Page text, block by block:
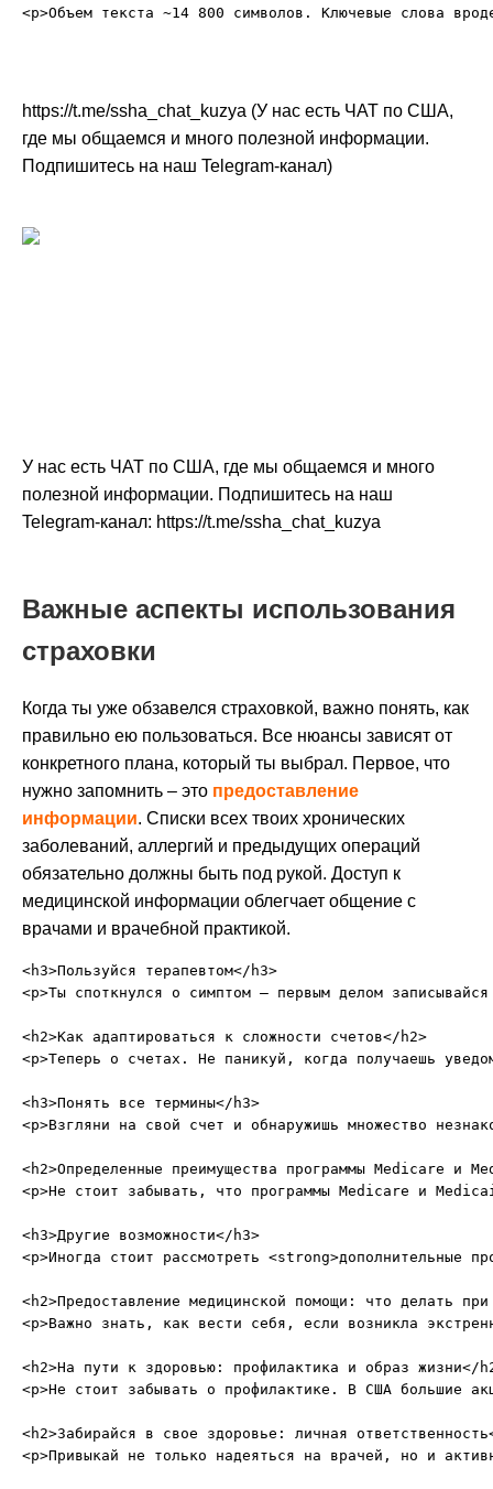
https://t.me/ssha_chat_kuzya (У нас есть ЧАТ по США,
где мы общаемся и много полезной информации.
Подпишитесь на наш Telegram-канал)
У нас есть ЧАТ по США, где мы общаемся и много
полезной информации. Подпишитесь на наш
Telegram-канал: https://t.me/ssha_chat_kuzya
Важные аспекты использования
страховки
Когда ты уже обзавелся страховкой, важно понять, как
правильно ею пользоваться. Все нюансы зависят от
конкретного плана, который ты выбрал. Первое, что
нужно запомнить – это предоставление
информации. Списки всех твоих хронических
заболеваний, аллергий и предыдущих операций
обязательно должны быть под рукой. Доступ к
медицинской информации облегчает общение с
врачами и врачебной практикой.
<h3>Пользуйся терапевтом</h3>
<p>Ты споткнулся о симптом – первым делом
<h2>Как адаптироваться к сложности счетов</h2>
<p>Теперь о счетах. Не паникуй, когда получаешь
<h3>Понять все термины</h3>
<p>Взгляни на свой счет и обнаружишь множество
<h2>Определенные преимущества программы Medicare и
<p>Не стоит забывать, что программы Medicare и
<h3>Другие возможности</h3>
<p>Иногда стоит рассмотреть
<h2>Предоставление медицинской помощи: что делать
<p>Важно знать, как вести себя, если возникла
<h2>На пути к здоровью: профилактика и образ жизни</
<p>Не стоит забывать о профилактике. В США большие
<h2>Забирайся в свое здоровье: личная
<p>Привыкай не только надеяться на врачей, но и